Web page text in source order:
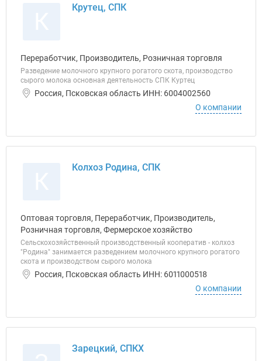
Крутец, СПК
Переработчик, Производитель, Розничная торговля
Разведение молочного крупного рогатого скота, производство
сырого молока основная деятельность СПК Куртец
Россия, Псковская область ИНН: 6004002560
О компании
Колхоз Родина, СПК
Оптовая торговля, Переработчик, Производитель,
Розничная торговля, Фермерское хозяйство
Сельскохозяйственный производственный кооператив - колхоз
"Родина" занимается разведением молочного крупного рогатого
скота и производством сырого молока
Россия, Псковская область ИНН: 6011000518
О компании
Зарецкий, СПКХ